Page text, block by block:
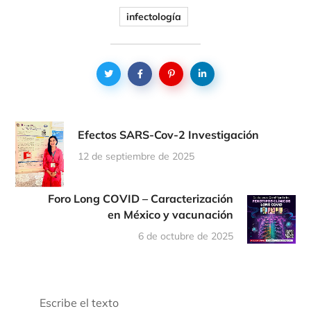
infectología
Efectos SARS-Cov-2 Investigación
12 de septiembre de 2025
Foro Long COVID – Caracterización
en México y vacunación
6 de octubre de 2025
Escribe el texto